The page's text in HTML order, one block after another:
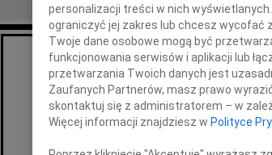
Alinko
byłaś wyjątkowa i taką na
w naszych sercach i
personalizacji treści w nich
ograniczyć jej zakres lub chcesz wycofać
Twoje dane osobowe mogą być
funkcjonowania serwisów i aplikacji lub
przetwarzania Twoich danych jest
Zaufanych Partnerów, masz prawo
skontaktuj się z administratorem – w
Więcej informacji znajdziesz w Polityce